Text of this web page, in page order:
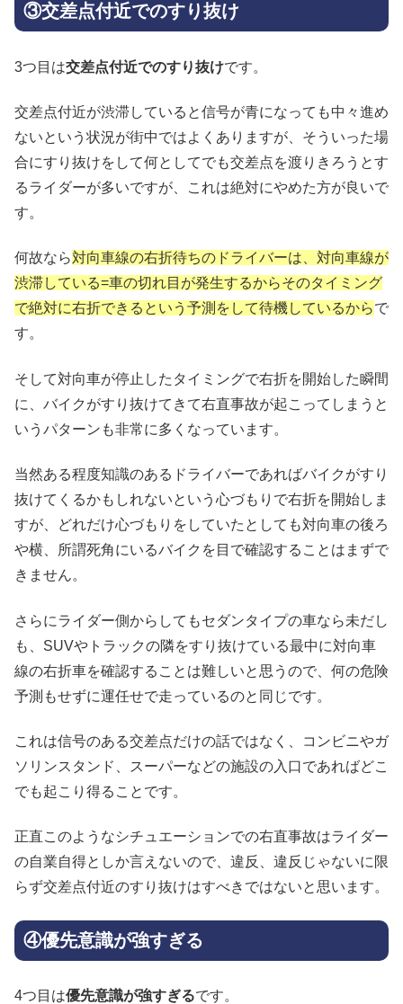
③交差点付近でのすり抜け
3つ目は交差点付近でのすり抜けです。
交差点付近が渋滞していると信号が青になっても中々進め
ないという状況が街中ではよくありますが、そういった場
合にすり抜けをして何としてでも交差点を渡りきろうとす
るライダーが多いですが、これは絶対にやめた方が良いで
す。
何故なら対向車線の右折待ちのドライバーは、対向車線が
渋滞している=車の切れ目が発生するからそのタイミング
で絶対に右折できるという予測をして待機しているからで
す。
そして対向車が停止したタイミングで右折を開始した瞬間
に、バイクがすり抜けてきて右直事故が起こってしまうと
いうパターンも非常に多くなっています。
当然ある程度知識のあるドライバーであればバイクがすり
抜けてくるかもしれないという心づもりで右折を開始しま
すが、どれだけ心づもりをしていたとしても対向車の後ろ
や横、所謂死角にいるバイクを目で確認することはまずで
きません。
さらにライダー側からしてもセダンタイプの車なら未だし
も、SUVやトラックの隣をすり抜けている最中に対向車
線の右折車を確認することは難しいと思うので、何の危険
予測もせずに運任せで走っているのと同じです。
これは信号のある交差点だけの話ではなく、コンビニやガ
ソリンスタンド、スーパーなどの施設の入口であればどこ
でも起こり得ることです。
正直このようなシチュエーションでの右直事故はライダー
の自業自得としか言えないので、違反、違反じゃないに限
らず交差点付近のすり抜けはすべきではないと思います。
④優先意識が強すぎる
4つ目は優先意識が強すぎるです。